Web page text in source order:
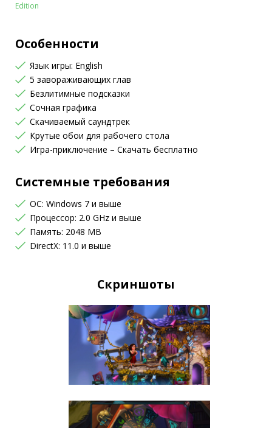
Edition
Особенности
Язык игры: English
5 завораживающих глав
Безлитимные подсказки
Сочная графика
Скачиваемый саундтрек
Крутые обои для рабочего стола
Игра-приключение – Скачать бесплатно
Системные требования
OC: Windows 7 и выше
Процессор: 2.0 GHz и выше
Память: 2048 MB
DirectX: 11.0 и выше
Скриншоты